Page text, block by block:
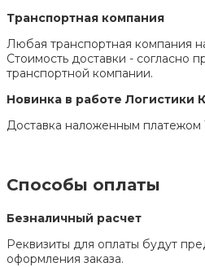
Транспортная компания
Любая транспортная компания
Стоимость доставки - согласно
транспортной компании.
Новинка в работе Логистики
Доставка наложенным
Способы оплаты
Безналичный расчет
Реквизиты для оплаты будут
оформления заказа.